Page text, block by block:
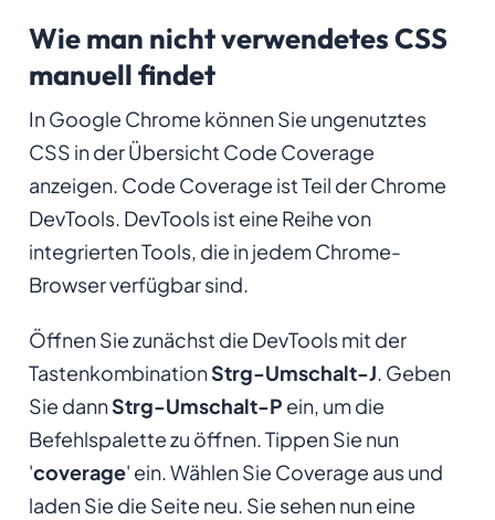
Wie man nicht verwendetes CSS
manuell findet
In Google Chrome können Sie ungenutztes
CSS in der Übersicht Code Coverage
anzeigen. Code Coverage ist Teil der Chrome
DevTools. DevTools ist eine Reihe von
integrierten Tools, die in jedem Chrome-
Browser verfügbar sind.
Öffnen Sie zunächst die DevTools mit der
TastenkombinationStrg-Umschalt-J . Geben
Sie dannStrg-Umschalt-P ein, um die
Befehlspalette zu öffnen. Tippen Sie nun
'coverage' ein. Wählen Sie Coverage aus und
laden Sie die Seite neu. Sie sehen nun eine